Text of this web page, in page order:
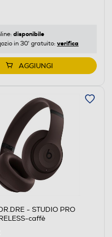
disponibile
in 30' gratuito: verifica
AGGIUNGI
- STUDIO PRO
caffè